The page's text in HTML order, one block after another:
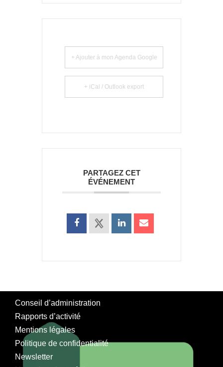
+ Ajouter à mon Agenda Google
+ iCal / Outlook export
PARTAGEZ CET
ÉVÉNEMENT
Conseil d’administration
Rapports d’activité
Mentions légales
Politique de confidentialité
Newsletter